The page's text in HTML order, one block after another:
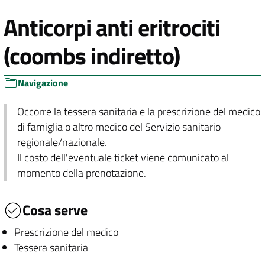
Anticorpi anti eritrociti
(coombs indiretto)
Navigazione
Occorre la tessera sanitaria e la prescrizione del medico
di famiglia o altro medico del Servizio sanitario
regionale/nazionale.
Il costo dell'eventuale ticket viene comunicato al
momento della prenotazione.
Cosa serve
Prescrizione del medico
Tessera sanitaria